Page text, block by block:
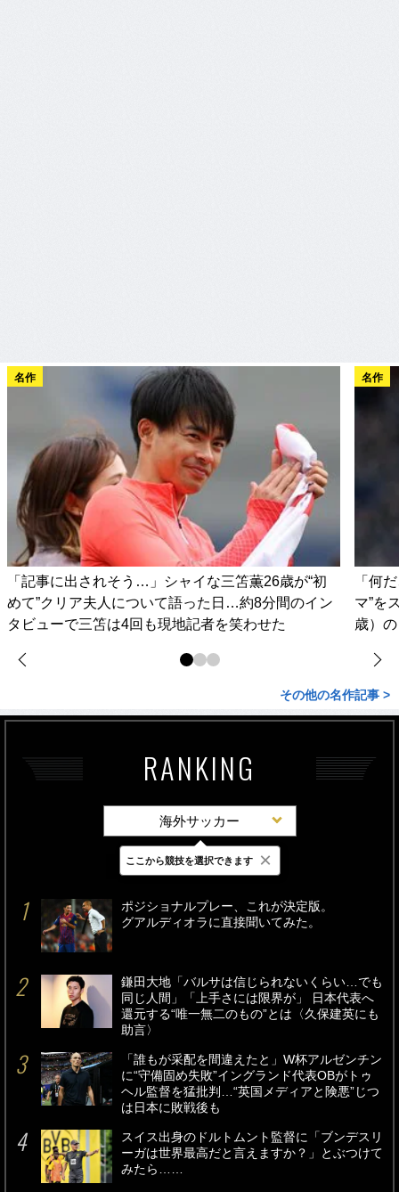
名作
「記事に出されそう…」シャイな三笘薫26歳が“初
めて”クリア夫人について語った日…約8分間のイン
タビューで三笘は4回も現地記者を笑わせた
名作
「何
マ”を
歳）
その他の名作記事 >
RANKING
海外サッカー
最新 24時間 週間
ポジショナルプレー、これが決定版。
グアルディオラに直接聞いてみた。
鎌田大地「バルサは信じられないくらい…でも
同じ人間」「上手さには限界が」 日本代表へ
還元する“唯一無二のもの”とは〈久保建英にも
助言〉
「誰もが采配を間違えたと」W杯アルゼンチン
に“守備固め失敗”イングランド代表OBがトゥ
ヘル監督を猛批判…“英国メディアと険悪”じつ
は日本に敗戦後も
スイス出身のドルトムント監督に「ブンデスリ
ーガは世界最高だと言えますか？」とぶつけて
みたら……
ここから競技を選択できます ×